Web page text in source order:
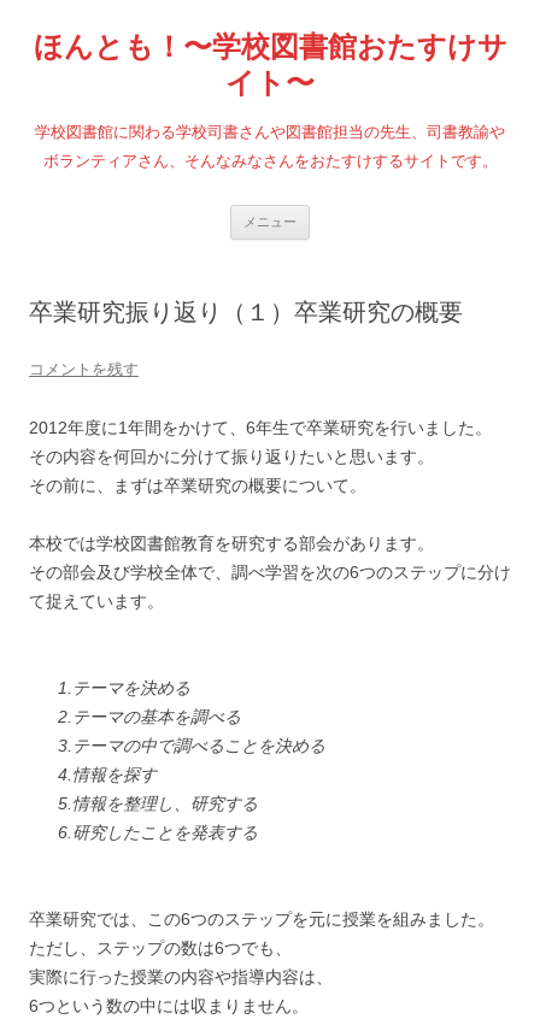
テ
ン
キ
ッ
ほんとも！〜学校図書館おたすけサ
イト〜
学校図書館に関わる学校司書さんや図書館担当の先生、司書教諭や
ボランティアさん、そんなみなさんをおたすけするサイトです。
メニュー
卒業研究振り返り（１）卒業研究の概要
コメントを残す
2012年度に1年間をかけて、6年生で卒業研究を行いました。
その内容を何回かに分けて振り返りたいと思います。
その前に、まずは卒業研究の概要について。
本校では学校図書館教育を研究する部会があります。
その部会及び学校全体で、調べ学習を次の6つのステップに分け
て捉えています。
1.テーマを決める
2.テーマの基本を調べる
3.テーマの中で調べることを決める
4.情報を探す
5.情報を整理し、研究する
6.研究したことを発表する
卒業研究では、この6つのステップを元に授業を組みました。
ただし、ステップの数は6つでも、
実際に行った授業の内容や指導内容は、
6つという数の中には収まりません。